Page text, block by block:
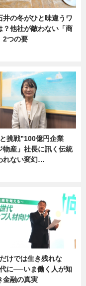
井の冬がひと味違うワ
？他社が敵わない「商
2つの要
挑戦”100億円企業
物産」社長に訊く伝統
れない変幻…
けでは生き残れな
に──いま働く人が知
金融の真実